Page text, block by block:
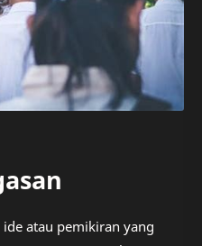
atau pemikiran yang